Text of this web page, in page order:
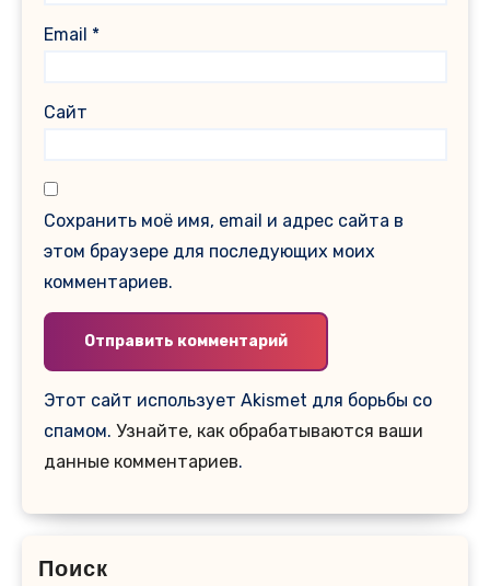
Email *
Сайт
Сохранить моё имя, email и адрес сайта в
этом браузере для последующих моих
комментариев.
Этот сайт использует Akismet для борьбы со
спамом. Узнайте, как обрабатываются ваши
данные комментариев.
Поиск